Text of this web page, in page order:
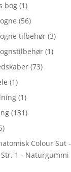
bog (1)
(56)
tilbehør (3)
(1)
(73)
(1)
(1)
(131)
Colour Sut -
Str. 1 - Naturgummi